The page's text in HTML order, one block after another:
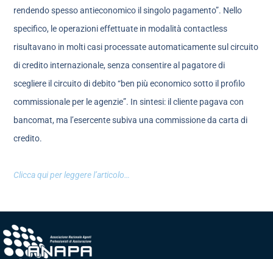
rendendo spesso antieconomico il singolo pagamento”. Nello
specifico, le operazioni effettuate in modalità contactless
risultavano in molti casi processate automaticamente sul circuito
di credito internazionale, senza consentire al pagatore di
scegliere il circuito di debito “ben più economico sotto il profilo
commissionale per le agenzie”. In sintesi: il cliente pagava con
bancomat, ma l’esercente subiva una commissione da carta di
credito.
Clicca qui per leggere l’articolo…